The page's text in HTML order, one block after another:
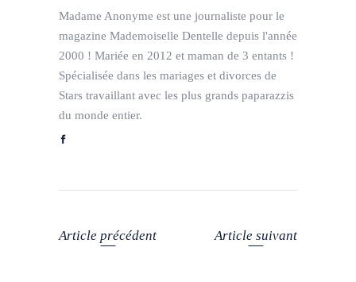
Madame Anonyme est une journaliste pour le
magazine Mademoiselle Dentelle depuis l'année
2000 ! Mariée en 2012 et maman de 3 entants !
Spécialisée dans les mariages et divorces de
Stars travaillant avec les plus grands paparazzis
du monde entier.
Article précédent Article suivant